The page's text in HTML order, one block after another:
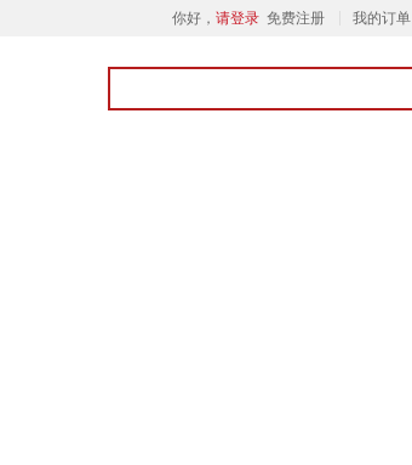
你好， 请登录 免费注册 我的订单